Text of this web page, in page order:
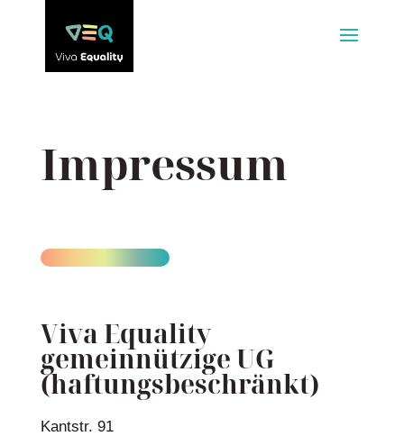
Impressum
Viva Equality
gemeinnützige UG
(haftungsbeschränkt)
Kantstr. 91